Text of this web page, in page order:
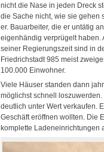
nicht die Nase in jeden Dreck
die Sache nicht, wie sie gehen
er. Bauarbeiter, die er untätig
eigenhändig verprügelt haben.
seiner Regierungszeit sind in
Friedrichstadt 985 meist
100.000 Einwohner.
Viele Häuser standen dann
möglichst schnell
deutlich unter Wert verkaufen.
Geschäft eröffnen wollten. Die
komplette Ladeneinrichtungen